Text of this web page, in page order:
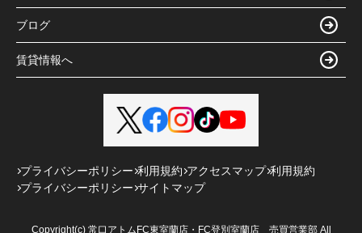
ブログ
賃貸情報へ
プライバシーポリシー 利用規約 アクセスマップ 利用規約
プライバシーポリシー サイトマップ
Copyright(c) 常口アトムFC東室蘭店・FC登別室蘭店 売買営業部 All